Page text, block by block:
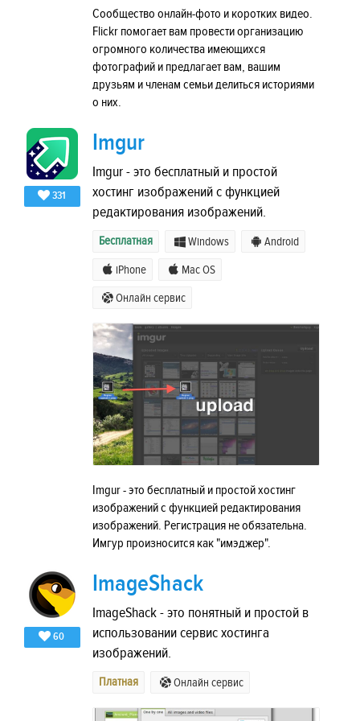
Сообщество онлайн-фото и коротких видео.
Flickr помогает вам провести организацию
огромного количества имеющихся
фотографий и предлагает вам, вашим
друзьям и членам семьи делиться историями
о них.
331
Imgur
Imgur - это бесплатный и простой
хостинг изображений с функцией
редактирования изображений.
Бесплатная Windows Android
iPhone Mac OS
Онлайн сервис
Imgur - это бесплатный и простой хостинг
изображений с функцией редактирования
изображений. Регистрация не обязательна.
Имгур произносится как "имэджер".
60
ImageShack
ImageShack - это понятный и простой в
использовании сервис хостинга
изображений.
Платная Онлайн сервис